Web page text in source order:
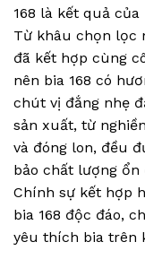
168 là kết quả
Từ khâu chọn lọc
đã kết hợp cùng
nên bia 168 có
chút vị đắng nhẹ
sản xuất, từ
và đóng lon, đều
bảo chất lượng
Chính sự kết hợp
bia 168 độc đáo,
yêu thích bia trên